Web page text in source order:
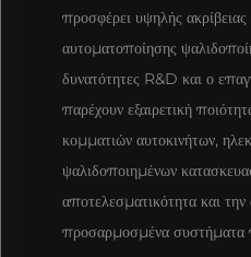
προσφέρει υψηλής
αυτοματοποίησης
δυνατότητες R&D και ο
παρέχουν εξαιρετική
κομματιών αυτοκινήτων,
ψαλιδοποιημένων
αποτελεσματικότητα και
προσαρμοσμένα συστήματα